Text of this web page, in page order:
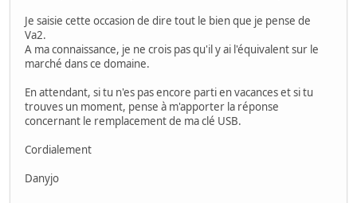
Je saisie cette occasion de dire tout le bien que je pense de
Va2.
A ma connaissance, je ne crois pas qu'il y ai l'équivalent sur le
marché dans ce domaine.
En attendant, si tu n'es pas encore parti en vacances et si tu
trouves un moment, pense à m'apporter la réponse
concernant le remplacement de ma clé USB.
Cordialement
Danyjo